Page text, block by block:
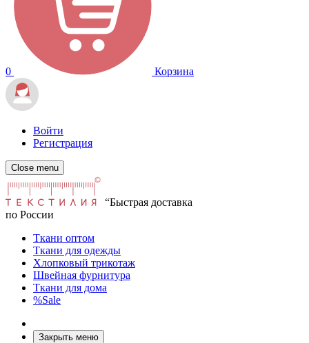
0 Корзина
Войти
Регистрация
Close menu
“Быстрая доставка
по России
Ткани оптом
Ткани для одежды
Хлопковый трикотаж
Швейная фурнитура
Ткани для дома
%Sale
Закрыть меню